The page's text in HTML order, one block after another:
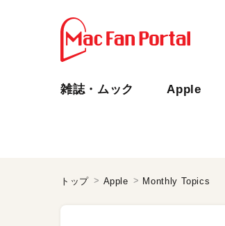
雑誌・ムック Apple
トップ Apple Monthly Topics